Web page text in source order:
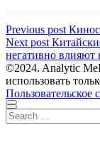
Навигация
по
записям
Previous post
post:
Next post Next
post:
негативно влияют
©2024. Analytic
использовать
Пользовательское
Scroll
to
Close
Search
for: